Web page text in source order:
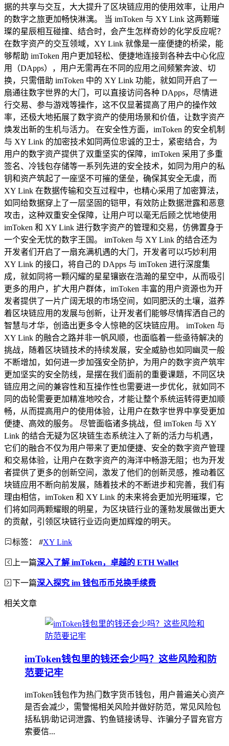
据的共享与交互，大大提升了区块链应用的使用效率，让用户
的数字之旅更加畅快淋漓。 当 imToken 与 XY Link 这两颗璀
璨的星辰相互碰撞、结合时，会产生怎样奇妙的化学反应呢？
在数字资产的交互领域，XY Link 就像是一座便捷的桥梁，能
够帮助 imToken 用户更加轻松、便捷地连接到各种去中心化应
用（DApps），用户无需再在不同的应用之间频繁奔波、切
换，只需借助 imToken 中的 XY Link 功能，就如同开启了一
扇通往数字世界的大门，可以直接访问各种 DApps，尽情进
行交易、参与游戏等操作，这不仅显著提高了用户的操作效
率，还极大地拓展了数字资产的使用场景和价值，让数字资产
焕发出新的生机与活力。 在安全性方面，imToken 的安全机制
与 XY Link 的加密技术如同两位忠诚的卫士，紧密结合，为
用户的数字资产提供了双重坚实的保障，imToken 采用了多重
签名、冷钱包存储等一系列先进的安全技术，如同为用户的私
钥和资产筑起了一座坚不可摧的堡垒，确保其安全无虞，而
XY Link 在数据传输和交互过程中，也精心采用了加密算法，
如同给数据穿上了一层坚固的铠甲，有效防止数据泄露和恶意
攻击，这种双重安全保障，让用户可以毫无后顾之忧地使用
imToken 和 XY Link 进行数字资产的管理和交易，仿佛置身于
一个安全无忧的数字王国。 imToken 与 XY Link 的结合还为
开发者们开启了一扇充满机遇的大门，开发者可以巧妙利用
XY Link 的接口，将自己的 DApps 与 imToken 进行深度集
成，就如同将一颗闪耀的星星镶嵌在浩瀚的星空中，从而吸引
更多的用户，扩大用户群体，imToken 丰富的用户资源也为开
发者提供了一片广阔无垠的市场空间，如同肥沃的土壤，滋养
着区块链应用的发展与创新，让开发者们能够尽情挥洒自己的
智慧与才华，创造出更多令人惊艳的区块链应用。 imToken 与
XY Link 的融合之路并非一帆风顺，也面临着一些亟待解决的
挑战，随着区块链技术的持续发展，安全威胁也如同幽灵一般
不断增加，如何进一步加强安全防护，为用户的数字资产筑牢
更加坚实的安全防线，是摆在我们面前的重要课题，不同区块
链应用之间的兼容性和互操作性也需要进一步优化，就如同不
同的齿轮需要更加精准地咬合，才能让整个系统运转得更加顺
畅，从而提高用户的使用体验，让用户在数字世界中享受更加
便捷、高效的服务。 尽管面临诸多挑战，但 imToken 与 XY
Link 的结合无疑为区块链生态系统注入了新的活力与机遇，
它们的融合不仅为用户带来了更加便捷、安全的数字资产管理
和交易体验，让用户在数字资产的海洋中畅游无阻；也为开发
者提供了更多的创新空间，激发了他们的创新灵感，推动着区
块链应用不断向前发展，随着技术的不断进步和完善，我们有
理由相信，imToken 和 XY Link 的未来将会更加光明璀璨，它
们将如同两颗耀眼的明星，为区块链行业的蓬勃发展做出更大
的贡献，引领区块链行业迈向更加辉煌的明天。
标签： #XY Link
上一篇深入了解 imToken，卓越的 ETH Wallet
下一篇深入探究 im 钱包币币兑换手续费
相关文章
imToken钱包里的钱还会少吗？这些风险和防
范要记牢
imToken钱包作为热门数字货币钱包，用户普遍关心资产
是否会减少，需警惕相关风险并做好防范，常见风险包
括私钥/助记词泄露、钓鱼链接诱导、诈骗分子冒充官方
索要信...